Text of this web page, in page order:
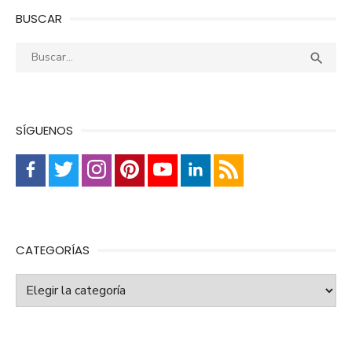
BUSCAR
Buscar: 
SÍGUENOS
CATEGORÍAS
Categorías